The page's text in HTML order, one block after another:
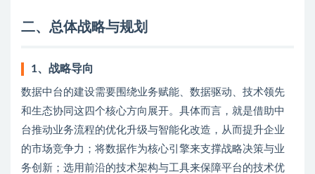
二、总体战略与规划
1、战略导向
数据中台的建设需要围绕业务赋能、数据驱动、技术领先
和生态协同这四个核心方向展开。具体而言，就是借助中
台推动业务流程的优化升级与智能化改造，从而提升企业
的市场竞争力；将数据作为核心引擎来支撑战略决策与业
务创新；选用前沿的技术架构与工具来保障平台的技术优